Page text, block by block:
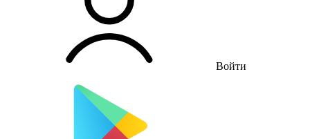
Войти